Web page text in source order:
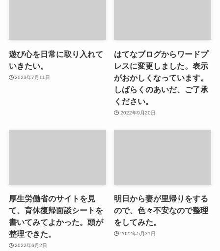
遊び心を日常に取り入れて
いきたい。
2023年7月11日
はてなブログからワードプ
レスに変更しました。表示
がおかしくなっています。
しばらくのあいだ、ご了承
ください。
2022年9月20日
厚生労働省のサイトを見
て、育休復帰面談シートを
書いてみてよかった。頭が
整理できた。
2022年6月2日
明日から妻が里帰りをする
ので、色々不安なので整理
をしてみた。
2022年5月31日